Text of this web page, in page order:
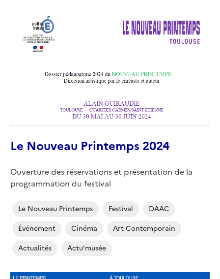
couverture
(conseillée)
Le Nouveau Printemps 2024
Corps
Ouverture des réservations et présentation de la
programmation du festival
Le Nouveau Printemps Festival
DAAC
Événement
Cinéma
Art Contemporain
Actualités
Actu'musée